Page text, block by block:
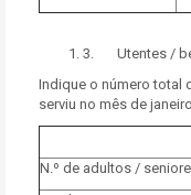
3. Utentes /
Indique o número total
serviu no mês de
N.º de adultos /